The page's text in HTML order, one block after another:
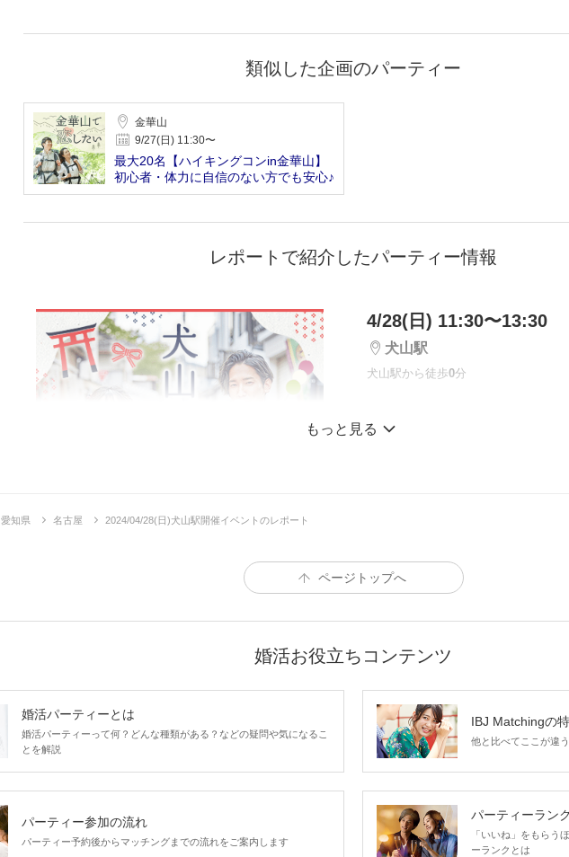
類似した企画のパーティー
金華山
9/27(日) 11:30〜
最大20名【ハイキングコンin金華山】
初心者・体力に自信のない方でも安心♪
レポートで紹介したパーティー情報
4/28(日) 11:30〜13:30
犬山駅
犬山駅から徒歩0分
好評につき最大20名ま
男性 価値観 楽しく出会いたい
26〜34歳
企画詳細
もっと見る
愛知県 名古屋 2024/04/28(日)犬山駅開催イベントのレポート
ページトップへ
婚活お役立ちコンテンツ
婚活パーティーとは
婚活パーティーって何？どんな種類がある？などの疑問や気になるこ
とを解説
IBJ Matchingの
他と比べてここが違
パーティー参加の流れ
パーティー予約後からマッチングまでの流れをご案内します
パーティーラン
「いいね」をもらう
ーランクとは